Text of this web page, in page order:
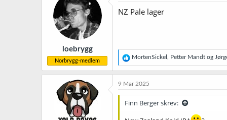
j
:
loebrygg
Norbrygg-medlem
NZ Pale lager
R
e
a
j
o
MortenSickel Petter Mandt og
9 Mar 2025
Finn Berger skrev: